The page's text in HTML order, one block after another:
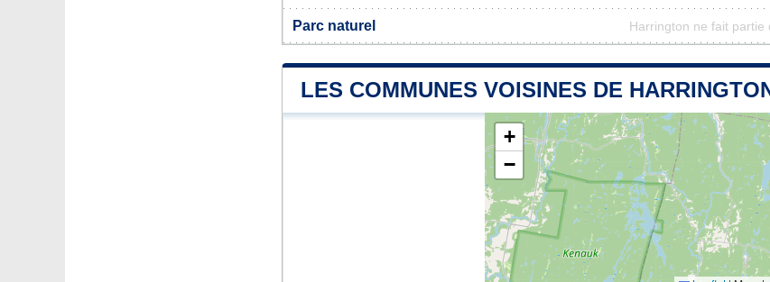
Parc naturel Harrington ne fait partie
LES COMMUNES VOISINES DE
+
−